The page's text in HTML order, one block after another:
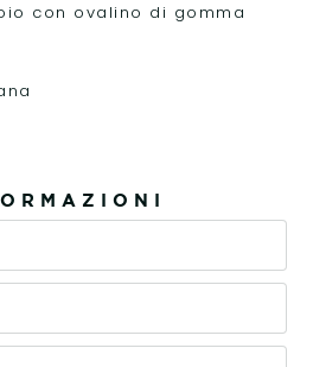
con ovalino di gomma